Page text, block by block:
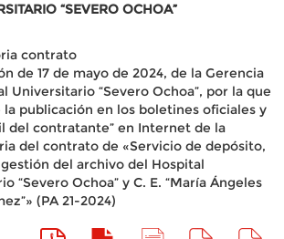
“SEVERO OCHOA”
contrato
de 17 de mayo de 2024, de la Gerencia
Universitario “Severo Ochoa”, por la que
la publicación en los boletines oficiales y
del contratante” en Internet de la
del contrato de «Servicio de depósito,
del archivo del Hospital
“Severo Ochoa” y C. E. “María Ángeles
(PA 21-2024)